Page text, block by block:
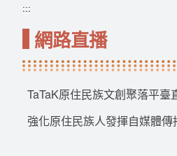
:::
:::
網路直播
TaTaK原住民族文創聚落平
強化原住民族人發揮自媒體